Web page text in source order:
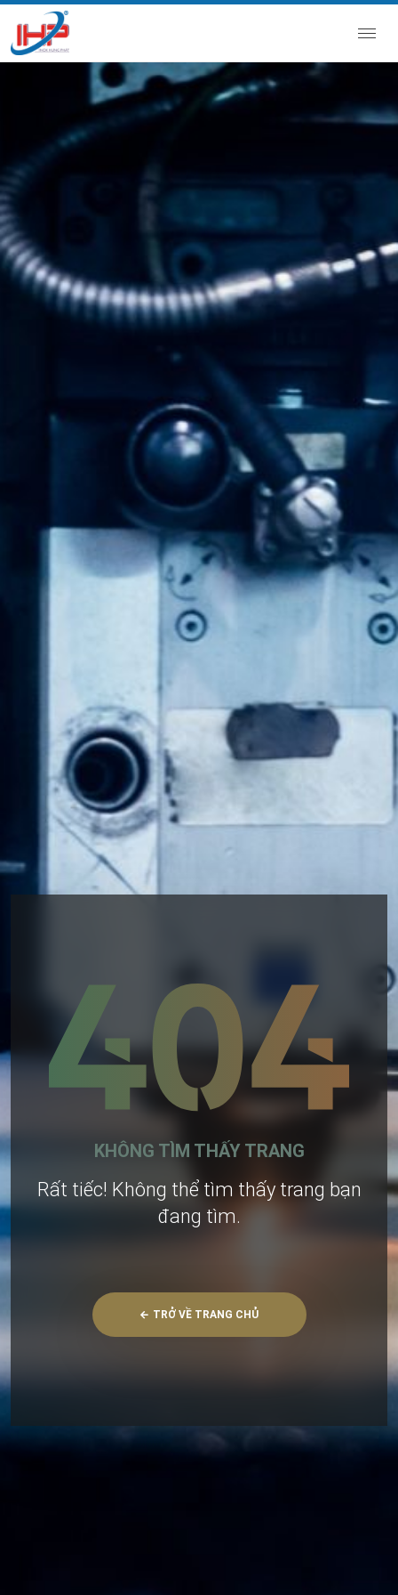
KHÔNG TÌM THẤY TRANG
Rất tiếc! Không thể tìm thấy trang bạn
đang tìm.
TRỞ VỀ TRANG CHỦ